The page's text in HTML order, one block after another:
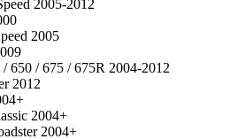
2005-2012
2005
650 / 675 / 675R 2004-2012
2012
2004+
2004+